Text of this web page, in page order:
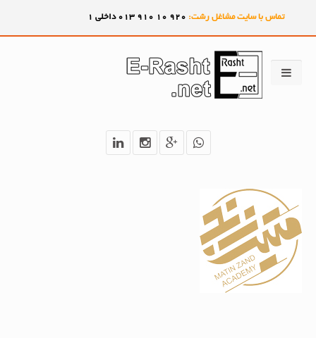
تماس با سایت مشاغل رشت: 920
10
910 013 داخلی 1